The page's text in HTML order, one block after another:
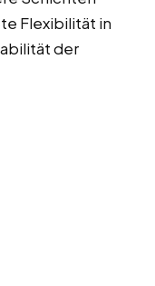
Flexibilität in
der